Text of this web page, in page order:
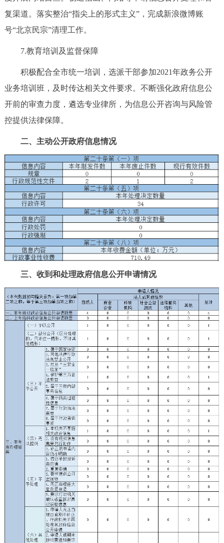
复渠道。落实整治“指尖上的形式主义”，完成新浪微博账
号“北京民宗”清理工作。
7.教育培训及监督保障
积极配合全市统一培训，选派干部参加2021年政务公开
业务培训班，及时传达相关文件要求。不断强化政府信息公
开前的审查力度，遴选专业律所，为信息公开咨询与风险管
控提供法律保障。
二、主动公开政府信息情况
三、收到和处理政府信息公开申请情况